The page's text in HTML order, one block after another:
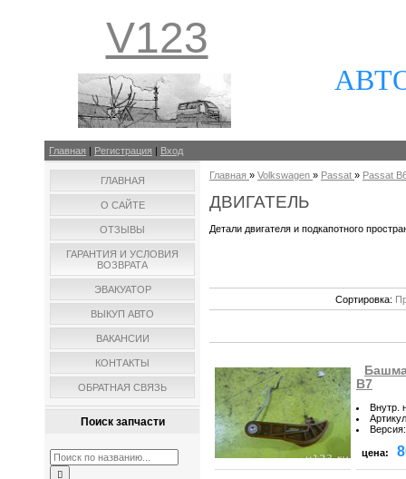
V123
Главная | Регистрация | Вход
ГЛАВНАЯ
О САЙТЕ
ОТЗЫВЫ
ГАРАНТИЯ И УСЛОВИЯ
ВОЗВРАТА
ЭВАКУАТОР
ВЫКУП АВТО
ВАКАНСИИ
КОНТАКТЫ
ОБРАТНАЯ СВЯЗЬ
Поиск запчасти
Главная » Volkswagen » Passat » Passat
ДВИГАТЕЛЬ
Детали двигателя и подкапотного
Сортировка:
B7
Внутр.
Артикул
Версия:
цена: